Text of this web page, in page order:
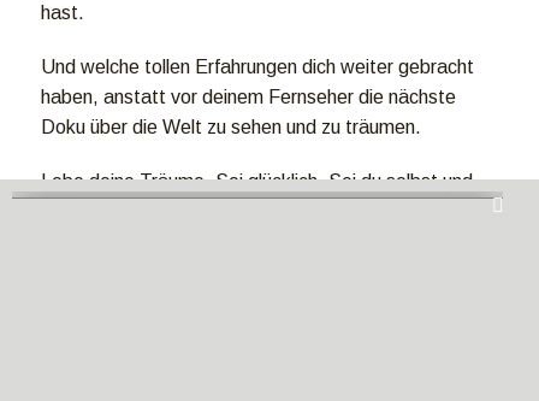
hast.
Und welche tollen Erfahrungen dich weiter gebracht
haben, anstatt vor deinem Fernseher die nächste
Doku über die Welt zu sehen und zu träumen.
Lebe deine Träume. Sei glücklich. Sei du selbst und